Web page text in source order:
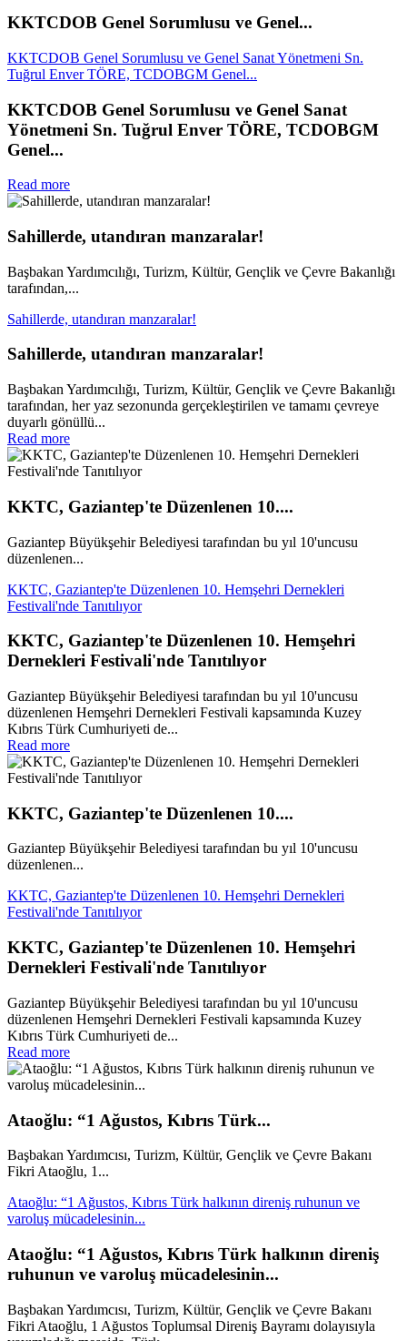
KKTCDOB Genel Sorumlusu ve Genel...
KKTCDOB Genel Sorumlusu ve Genel Sanat Yönetmeni Sn.
Tuğrul Enver TÖRE, TCDOBGM Genel...
KKTCDOB Genel Sorumlusu ve Genel Sanat
Yönetmeni Sn. Tuğrul Enver TÖRE, TCDOBGM
Genel...
Read more
Sahillerde, utandıran manzaralar!
Başbakan Yardımcılığı, Turizm, Kültür, Gençlik ve Çevre Bakanlığı
tarafından,...
Sahillerde, utandıran manzaralar!
Sahillerde, utandıran manzaralar!
Başbakan Yardımcılığı, Turizm, Kültür, Gençlik ve Çevre Bakanlığı
tarafından, her yaz sezonunda gerçekleştirilen ve tamamı çevreye
duyarlı gönüllü...
Read more
KKTC, Gaziantep'te Düzenlenen 10....
Gaziantep Büyükşehir Belediyesi tarafından bu yıl 10'uncusu
düzenlenen...
KKTC, Gaziantep'te Düzenlenen 10. Hemşehri Dernekleri
Festivali'nde Tanıtılıyor
KKTC, Gaziantep'te Düzenlenen 10. Hemşehri
Dernekleri Festivali'nde Tanıtılıyor
Gaziantep Büyükşehir Belediyesi tarafından bu yıl 10'uncusu
düzenlenen Hemşehri Dernekleri Festivali kapsamında Kuzey
Kıbrıs Türk Cumhuriyeti de...
Read more
KKTC, Gaziantep'te Düzenlenen 10....
Gaziantep Büyükşehir Belediyesi tarafından bu yıl 10'uncusu
düzenlenen...
KKTC, Gaziantep'te Düzenlenen 10. Hemşehri Dernekleri
Festivali'nde Tanıtılıyor
KKTC, Gaziantep'te Düzenlenen 10. Hemşehri
Dernekleri Festivali'nde Tanıtılıyor
Gaziantep Büyükşehir Belediyesi tarafından bu yıl 10'uncusu
düzenlenen Hemşehri Dernekleri Festivali kapsamında Kuzey
Kıbrıs Türk Cumhuriyeti de...
Read more
Ataoğlu: “1 Ağustos, Kıbrıs Türk...
Başbakan Yardımcısı, Turizm, Kültür, Gençlik ve Çevre Bakanı
Fikri Ataoğlu, 1...
Ataoğlu: “1 Ağustos, Kıbrıs Türk halkının direniş ruhunun ve
varoluş mücadelesinin...
Ataoğlu: “1 Ağustos, Kıbrıs Türk halkının direniş
ruhunun ve varoluş mücadelesinin...
Başbakan Yardımcısı, Turizm, Kültür, Gençlik ve Çevre Bakanı
Fikri Ataoğlu, 1 Ağustos Toplumsal Direniş Bayramı dolayısıyla